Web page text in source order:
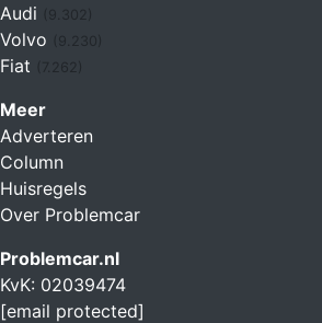
Audi
Volvo
Fiat (7.262)
Meer
Adverteren
Column
Huisregels
Over Problemcar
Problemcar.nl
KvK: 02039474
[email protected]